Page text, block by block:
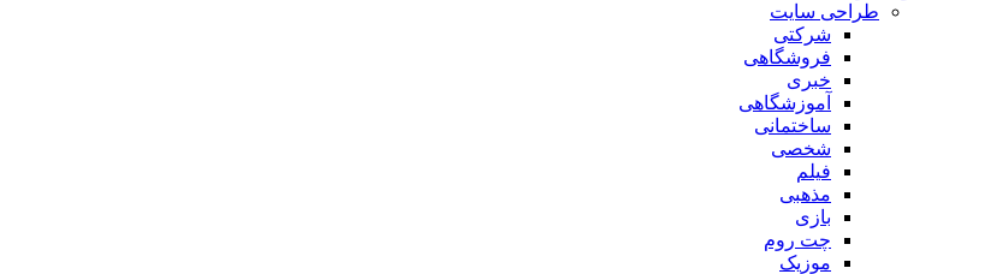
طراحی سایت
شرکتی
فروشگاهی
خبری
آموزشگاهی
ساختمانی
شخصی
فیلم
مذهبی
بازی
چت روم
موزیک